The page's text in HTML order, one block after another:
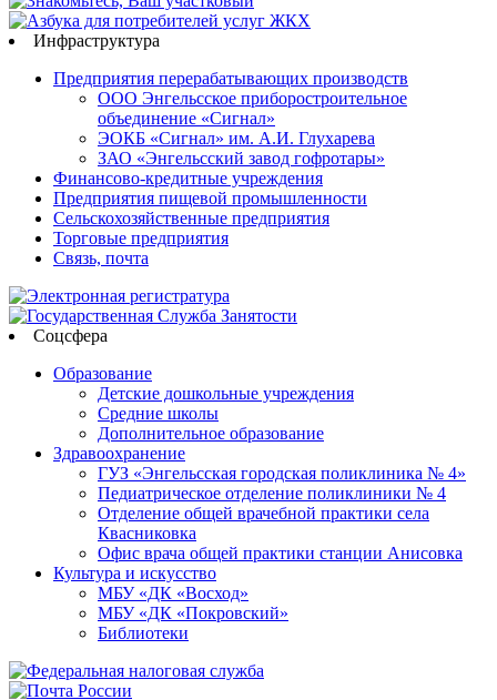
Инфраструктура
Предприятия перерабатывающих производств
ООО Энгельсское приборостроительное
объединение «Сигнал»
ЭОКБ «Сигнал» им. А.И. Глухарева
ЗАО «Энгельсский завод гофротары»
Финансово-кредитные учреждения
Предприятия пищевой промышленности
Сельскохозяйственные предприятия
Торговые предприятия
Связь, почта
Соцсфера
Образование
Детские дошкольные учреждения
Средние школы
Дополнительное образование
Здравоохранение
ГУЗ «Энгельсская городская поликлиника № 4»
Педиатрическое отделение поликлиники № 4
Отделение общей врачебной практики села
Квасниковка
Офис врача общей практики станции Анисовка
Культура и искусство
МБУ «ДК «Восход»
МБУ «ДК «Покровский»
Библиотеки